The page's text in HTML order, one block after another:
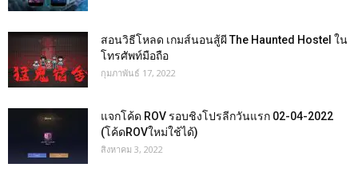
สอนวิธีโหลด เกมส์นอนสู้ผี The Haunted Hostel ใน
โทรศัพท์มือถือ
กุมภาพันธ์ 17, 2022
แจกโค้ด ROV รอบชิงโปรลีกวันแรก 02-04-2022
(โค้ดROVใหม่ใช้ได้)
สิงหาคม 3, 2022